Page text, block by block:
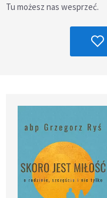
Tu możesz nas wesprzeć.